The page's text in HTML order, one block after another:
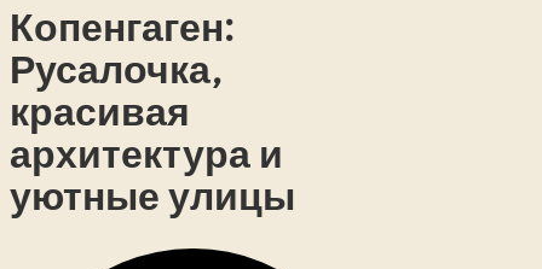
Копенгаген:
Русалочка,
красивая
архитектура и
уютные улицы